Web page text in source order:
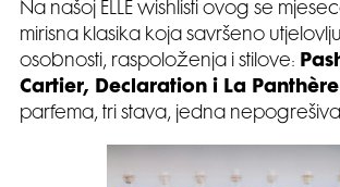
Na našoj ELLE wishlisti ovog se
mirisna klasika koja savršeno
osobnosti, raspoloženja i stilove:
Cartier, Declaration i La
parfema, tri stava, jedna nepogrešiva